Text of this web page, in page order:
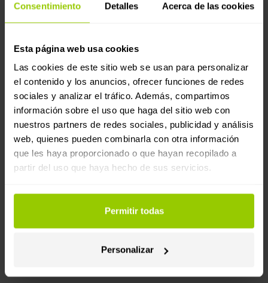
Consentimiento Detalles Acerca de las cookies
Esta página web usa cookies
Las cookies de este sitio web se usan para personalizar
el contenido y los anuncios, ofrecer funciones de redes
sociales y analizar el tráfico. Además, compartimos
información sobre el uso que haga del sitio web con
nuestros partners de redes sociales, publicidad y análisis
web, quienes pueden combinarla con otra información
que les haya proporcionado o que hayan recopilado a
partir del uso que haya hecho de sus servicios.
Permitir todas
Personalizar
del tacógrafo inteligente y las obligaciones
establecidas por la normativa.
Supervisar y conservar los datos del tacógrafo,
asegurándose de que estén disponibles en caso de
inspección.
descanso semanal obligatorio no pueda realizarse
en el domicilio del conductor.
operativo o a su lugar de residencia dentro de los